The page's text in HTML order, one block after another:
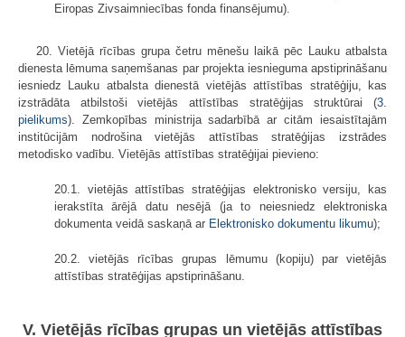
Eiropas Zivsaimniecības fonda finansējumu).
20. Vietējā rīcības grupa četru mēnešu laikā pēc Lauku atbalsta
dienesta lēmuma saņemšanas par projekta iesnieguma apstiprināšanu
iesniedz Lauku atbalsta dienestā vietējās attīstības stratēģiju, kas
izstrādāta atbilstoši vietējās attīstības stratēģijas struktūrai (3.
pielikums). Zemkopības ministrija sadarbībā ar citām iesaistītajām
institūcijām nodrošina vietējās attīstības stratēģijas izstrādes
metodisko vadību. Vietējās attīstības stratēģijai pievieno:
20.1. vietējās attīstības stratēģijas elektronisko versiju, kas
ierakstīta ārējā datu nesējā (ja to neiesniedz elektroniska
dokumenta veidā saskaņā ar Elektronisko dokumentu likumu);
20.2. vietējās rīcības grupas lēmumu (kopiju) par vietējās
attīstības stratēģijas apstiprināšanu.
V. Vietējās rīcības grupas un vietējās attīstības